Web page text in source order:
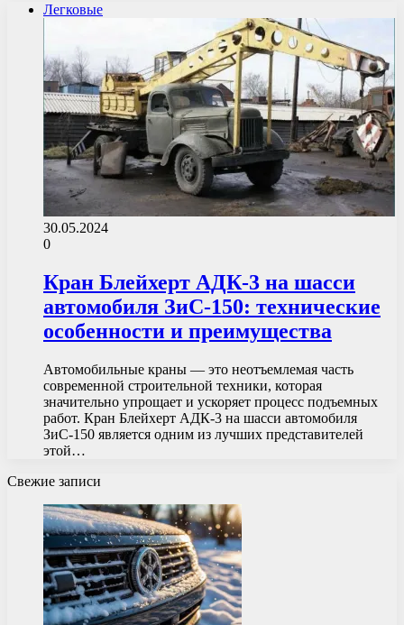
Легковые
30.05.2024
0
Кран Блейхерт АДК-3 на шасси
автомобиля ЗиС-150: технические
особенности и преимущества
Автомобильные краны — это неотъемлемая часть
современной строительной техники, которая
значительно упрощает и ускоряет процесс подъемных
работ. Кран Блейхерт АДК-3 на шасси автомобиля
ЗиС-150 является одним из лучших представителей
этой…
Свежие записи